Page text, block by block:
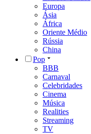
Europa
Ásia
África
Oriente Médio
Rússia
China
Pop
BBB
Carnaval
Celebridades
Cinema
Música
Realities
Streaming
TV